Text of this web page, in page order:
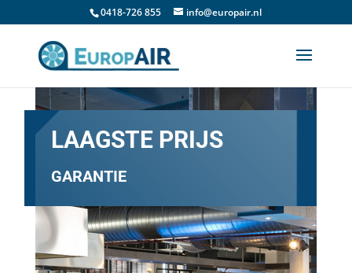
0418-726 855 info@europair.nl
LAAGSTE PRIJS
GARANTIE